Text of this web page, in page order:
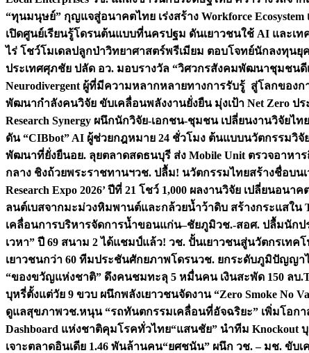
“ทุนมนุษย์” กุญแจสู่อนาคตไทย เร่งสร้าง Workforce
เปิดศูนย์เรียนรู้โดรนต้นแบบที่นครปฐม ดันเยาวชนใช้ AI และเ
ไร่ โชว์โมเดลปลูกป่าวิทยาศาสตร์พรีเมียม ตอบโจทย์นักลงทุนยุค
ประเทศศุภชัย ปลัด อว. มอบรางวัล “วิศวกรสังคมพัฒนาชุมชน
Neurodivergent ผู้ที่มีความหลากหลายทางการรับรู้ สู่โลกของก
พัฒนากำลังคนวิจัย ขับเคลื่อนพลังงานยั่งยืน มุ่งเป้า Net Zero ปร
Research Synergy ผนึกนักวิจัย-เอกชน-ชุมชน เปลี่ยนงานวิจัยไ
ดัน “CIBbot” AI ผู้ช่วยกฎหมาย 24 ชั่วโมง ต้นแบบนวัตกรรมวิ
พัฒนาที่ยั่งยืนอย. ลุยตลาดสดธนบุรี ส่ง Mobile Unit ตรวจอาห
กลาง ชิงถ้วยพระราชทานฯวช. ปลื้ม! นวัตกรรมไทยสร้างชื่อบนเ
Research Expo 2026’ ปีที่ 21 โชว์ 1,000 ผลงานวิจัย เปลี่ยนอนาค
ลนต์เบสจากมะม่วงหิมพานต์และกล้วยน้ำว้าดิบ สร้างกระแสใน
เคลื่อนการบริหารจัดการน้ำขอนแก่น–ชัยภูมิวช.-สอศ. ปลื้มนักป
เวหา” ปี 69 สนาม 2 ได้แชมป์แล้ว! วช. ปั้นเยาวชนสู่นวัตกรเท
เยาวชนกว่า 60 ทีมประชันศักยภาพโดรนวช. ยกระดับภูมิปัญญา
“ของขวัญแห่งชาติ” ดึงคนชมทะลุ 5 หมื่นคน เงินสะพัด 150 ลบ.
บุหรี่ตั้งแต่วัย 9 ขวบ ผนึกพลังเยาวชนจัดงาน “Zero Smoke No
ดูแลสุขภาพวช.หนุน “รถทันตกรรมเคลื่อนที่อัจฉริยะ” เพิ่มโอก
Dashboard แห่งชาติคุมโรคทั่วไทย“แสนชัย” นำทีม Knockout
เจาะตลาดอินเดีย 1.46 พันล้านคน“ยศชนัน” ผนึก วช. – มช. ขับ